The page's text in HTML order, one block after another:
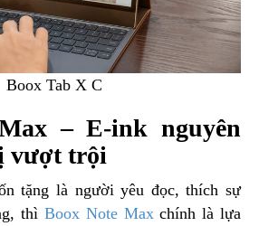
Boox Tab X C
– E-ink nguyên
vượt trội
tặng là người yêu đọc, thích sự
thì Boox Note Maxchính là lựa